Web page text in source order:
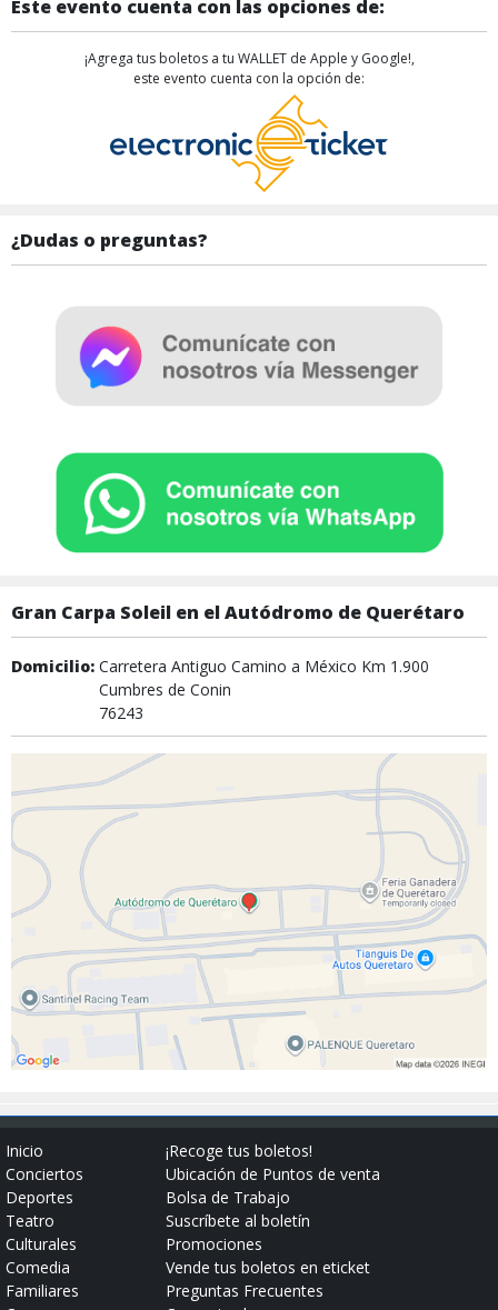
Este evento cuenta con las opciones de:
¡Agrega tus boletos a tu WALLET de Apple y Google!,
este evento cuenta con la opción de:
¿Dudas o preguntas?
Gran Carpa Soleil en el Autódromo de Querétaro
Domicilio: Carretera Antiguo Camino a México Km 1.900
Cumbres de Conin
76243
Inicio
Conciertos
Deportes
Teatro
Culturales
Comedia
Familiares
¡Recoge tus boletos!
Ubicación de Puntos de venta
Bolsa de Trabajo
Suscríbete al boletín
Promociones
Vende tus boletos en eticket
Preguntas Frecuentes